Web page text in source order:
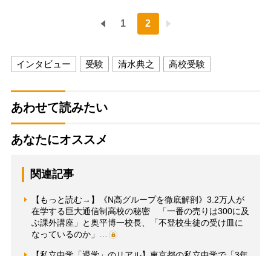
1 2
インタビュー 受験 清水典之 高校受験
あわせて読みたい
あなたにオススメ
関連記事
【もっと読む→】《N高グループを徹底解剖》3.2万人が
在学する巨大通信制高校の秘密 「一番の売りは300に及
ぶ課外講座」と奥平博一校長、「不登校生徒の受け皿に
なっているのか」…